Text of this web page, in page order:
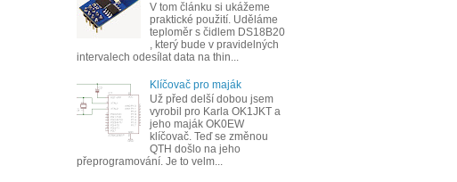
V tom článku si ukážeme
praktické použití. Uděláme
teploměr s čidlem DS18B20
, který bude v pravidelných
intervalech odesílat data na thin...
Klíčovač pro maják
Už před delší dobou jsem
vyrobil pro Karla OK1JKT a
jeho maják OK0EW
klíčovač. Teď se změnou
QTH došlo na jeho
přeprogramování. Je to velm...